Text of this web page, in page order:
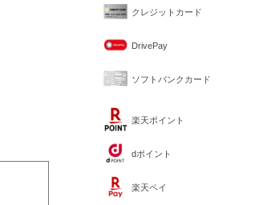
クレジットカード
DrivePay
ソフトバンクカード
楽天ポイント
dポイント
楽天ペイ